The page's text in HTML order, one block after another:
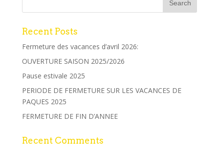
Recent Posts
Fermeture des vacances d’avril 2026:
OUVERTURE SAISON 2025/2026
Pause estivale 2025
PERIODE DE FERMETURE SUR LES VACANCES DE
PAQUES 2025
FERMETURE DE FIN D’ANNEE
Recent Comments